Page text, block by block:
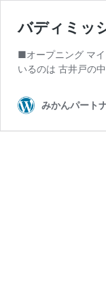
バディミッ
■オープニング マ
いるのは 古井戸の
みかんパート